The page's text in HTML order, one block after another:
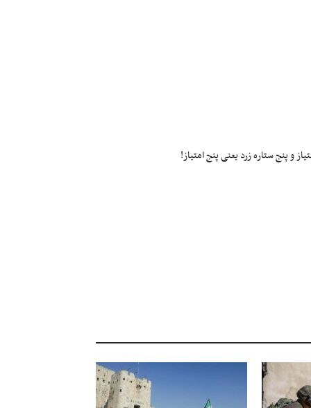
و پنج ستاره زرد یعنی پنج امتیاز!